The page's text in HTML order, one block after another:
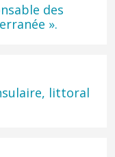
des
».
littoral